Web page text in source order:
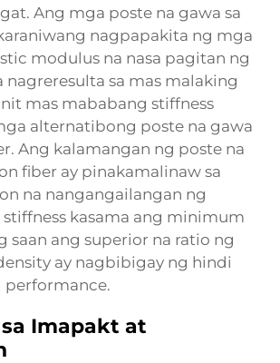
Ang mga poste na gawa sa
nagpapakita ng mga
modulus na nasa pagitan ng
nagreresulta sa mas malaking
mas mababang stiffness
alternatibong poste na gawa
Ang kalamangan ng poste na
fiber ay pinakamalinaw sa
na nangangailangan ng
kasama ang minimum
saan ang superior na ratio ng
ay nagbibigay ng hindi
performance.
Imapakt at